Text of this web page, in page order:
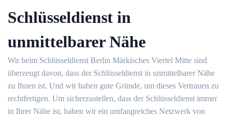
Schlüsseldienst in
unmittelbarer Nähe
Wir beim Schlüsseldienst Berlin Märkisches Viertel Mitte sind
überzeugt davon, dass der Schlüsseldienst in unmittelbarer Nähe
zu Ihnen ist. Und wir haben gute Gründe, um dieses Vertrauen zu
rechtfertigen. Um sicherzustellen, dass der Schlüsseldienst immer
in Ihrer Nähe ist, haben wir ein umfangreiches Netzwerk von